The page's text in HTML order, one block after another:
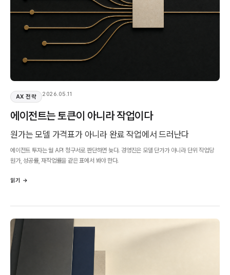
AX 전략 2026.05.11
에이전트는 토큰이 아니라 작업이다
원가는 모델 가격표가 아니라 완료 작업에서 드러난다
에이전트 투자는 월 API 청구서로 판단하면 늦다. 경영진은 모델 단가가 아니라 단위 작업당
원가, 성공률, 재작업률을 같은 표에서 봐야 한다.
읽기 →